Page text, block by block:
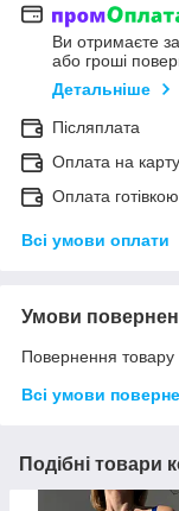
Ви отримаєте
або гроші
Детальніше
Післяплата
Оплата на
Оплата
Всі умови оплати
Умови
Повернення товару
Всі умови
Подібні товари